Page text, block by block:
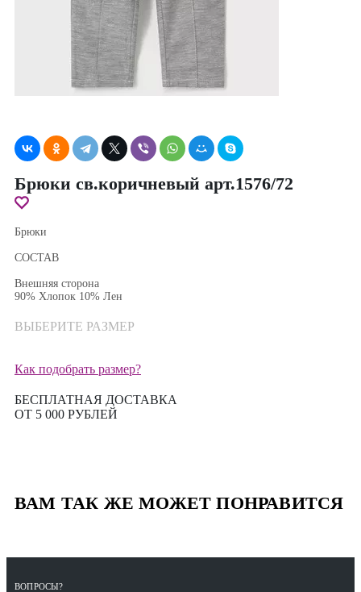
Брюки св.коричневый арт.1576/72
Брюки
СОСТАВ
Внешняя сторона
90% Хлопок 10% Лен
ВЫБЕРИТЕ РАЗМЕР
Как подобрать размер?
БЕСПЛАТНАЯ ДОСТАВКА
ОТ 5 000 РУБЛЕЙ
ВАМ ТАК ЖЕ МОЖЕТ ПОНРАВИТСЯ
ВОПРОСЫ?